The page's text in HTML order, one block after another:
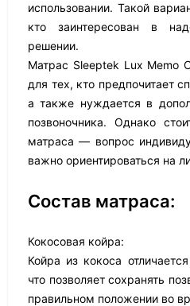
использовании. Такой
кто заинтересован в
решении.
Матрас Sleeptek Lux Memo
для тех, кто предпочитает
а также нуждается в
позвоночника. Однако
матраса — вопрос
важно ориентироваться на
Состав матраса:
Кокосовая койра:
Койра из кокоса
что позволяет сохранять
правильном положении во